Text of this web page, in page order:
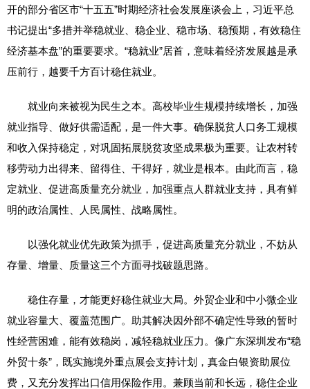
开的部分省区市“十五五”时期经济社会发展座谈会上，习近平总
书记提出“多措并举稳就业、稳企业、稳市场、稳预期，有效稳住
经济基本盘”的重要要求。“稳就业”居首，意味着经济发展越是承
压前行，越要千方百计稳住就业。
就业向来被视为民生之本。高校毕业生规模持续增长，加强
就业指导、做好供需适配，是一件大事。确保脱贫人口务工规模
和收入保持稳定，对巩固拓展脱贫攻坚成果极为重要。让农村转
移劳动力出得来、留得住、干得好，就业是根本。由此而言，稳
定就业、促进高质量充分就业，加强重点人群就业支持，具有鲜
明的政治属性、人民属性、战略属性。
以强化就业优先政策为抓手，促进高质量充分就业，不妨从
存量、增量、质量这三个方面寻找破题思路。
稳住存量，才能更好稳住就业大局。外贸企业和中小微企业
就业容量大、覆盖范围广。助其解决因外部不确定性导致的暂时
性经营困难，能有效稳岗，减轻稳就业压力。像广东深圳发布“稳
外贸十条”，既实施境外重点展会支持计划，真金白银资助展位
费，又充分发挥出口信用保险作用。兼顾当前和长远，稳住企业